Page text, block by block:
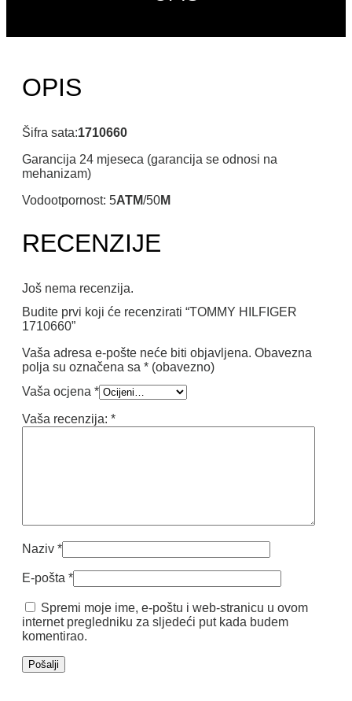
OPIS
Šifra sata:1710660
Garancija 24 mjeseca (garancija se odnosi na
mehanizam)
Vodootpornost: 5ATM/50M
RECENZIJE
Još nema recenzija.
Budite prvi koji će recenzirati “TOMMY HILFIGER
1710660”
Vaša adresa e-pošte neće biti objavljena. Obavezna
polja su označena sa * (obavezno)
Vaša ocjena *
Vaša recenzija: *
Naziv *
E-pošta *
Spremi moje ime, e-poštu i web-stranicu u ovom
internet pregledniku za sljedeći put kada budem
komentirao.